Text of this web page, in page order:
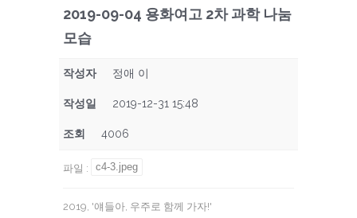
2019-09-04 용화여고 2차 과학 나눔
모습
작성자 정애 이
작성일 2019-12-31 15:48
조회 4006
파일 : c4-3.jpeg
2019, '얘들아, 우주로 함께 가자!'